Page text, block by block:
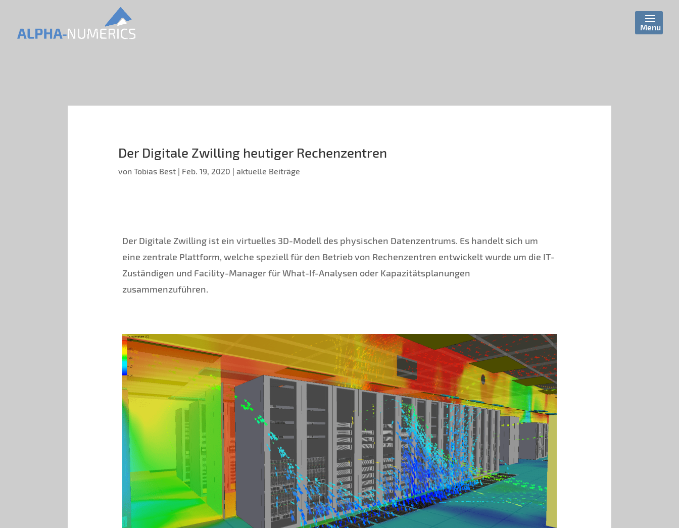
Der Digitale Zwilling heutiger Rechenzentren
vonTobias Best | Feb. 19, 2020 |aktuelle Beiträge
Der Digitale Zwilling ist ein virtuelles 3D-Modell des physischen Datenzentrums. Es handelt sich um
eine zentrale Plattform, welche speziell für den Betrieb von Rechenzentren entwickelt wurde um die IT-
Zuständigen und Facility-Manager für What-If-Analysen oder Kapazitätsplanungen
zusammenzuführen.